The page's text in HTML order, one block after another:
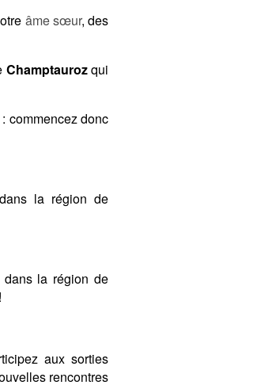
âme sœur, des
Champtaurozqui
commencez donc
la région de
dans la région de
aux sorties
rencontres